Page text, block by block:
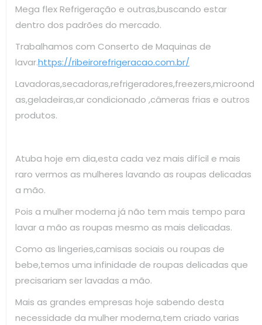
Mega flex Refrigeração e outras,buscando estar
dentro dos padrões do mercado.
Trabalhamos com Conserto de Maquinas de
lavar.https://ribeirorefrigeracao.com.br/
Lavadoras,secadoras,refrigeradores,freezers,microond
as,geladeiras,ar condicionado ,câmeras frias e outros
produtos.
Atuba hoje em dia,esta cada vez mais difícil e mais
raro vermos as mulheres lavando as roupas delicadas
a mão.
Pois a mulher moderna já não tem mais tempo para
lavar a mão as roupas mesmo as mais delicadas.
Como as lingeries,camisas sociais ou roupas de
bebe,temos uma infinidade de roupas delicadas que
precisariam ser lavadas a mão.
Mais as grandes empresas hoje sabendo desta
necessidade da mulher moderna,tem criado varias